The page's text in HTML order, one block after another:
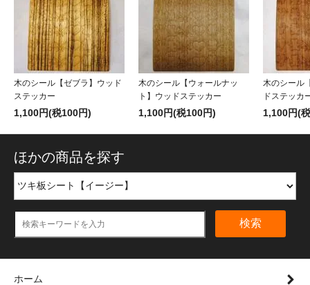
木のシール【ゼブラ】ウッド
ステッカー
1,100円(税100円)
木のシール【ウォールナッ
ト】ウッドステッカー
1,100円(税100円)
木のシール
ドステッカ
1,100円(
ほかの商品を探す
検索
ホーム